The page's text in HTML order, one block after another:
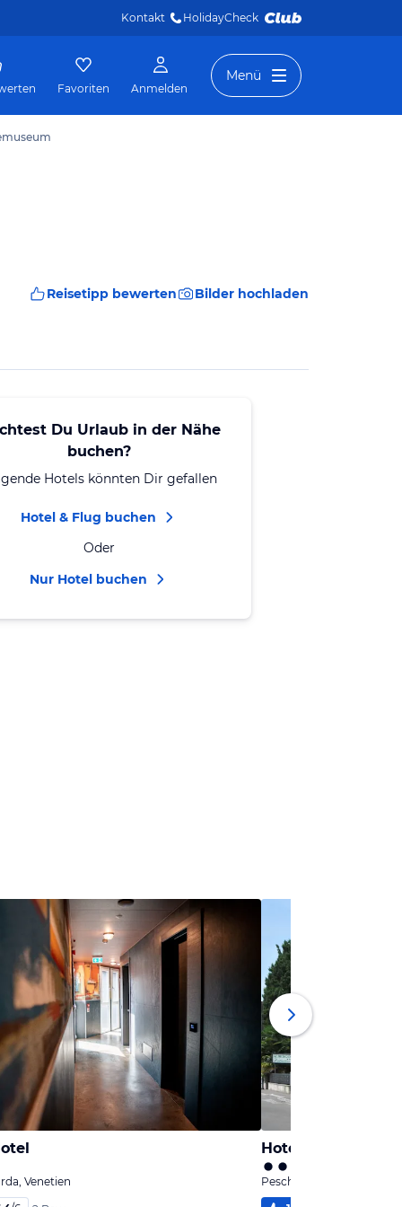
Kontakt HolidayCheck
Favoriten Anmelden
Menü
Reisetipp bewerten Bilder hochladen
Du Urlaub in der Nähe
buchen?
Hotels könnten Dir gefallen
Hotel & Flug buchen
Oder
Nur Hotel buchen
Venetien
Hotel Valentina
Peschiera del Garda,